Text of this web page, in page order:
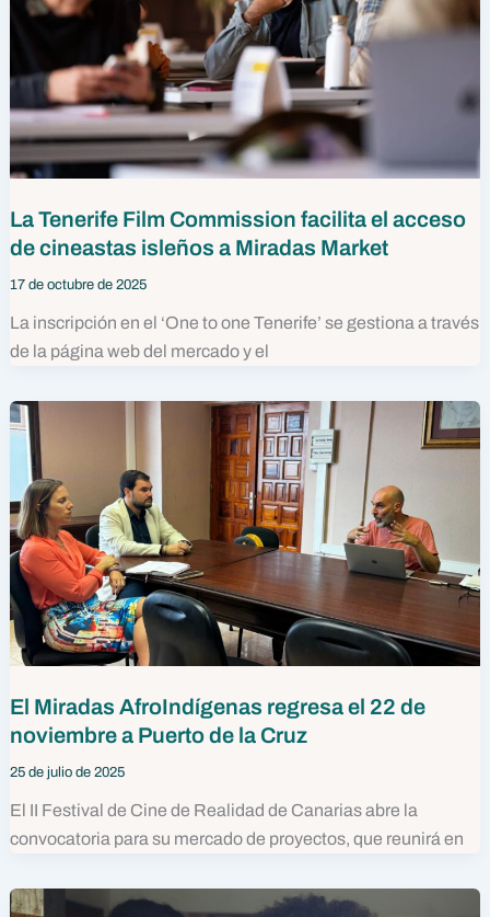
La Tenerife Film Commission facilita el acceso
de cineastas isleños a Miradas Market
17 de octubre de 2025
La inscripción en el ‘One to one Tenerife’ se gestiona a través
de la página web del mercado y el
El Miradas AfroIndígenas regresa el 22 de
noviembre a Puerto de la Cruz
25 de julio de 2025
El II Festival de Cine de Realidad de Canarias abre la
convocatoria para su mercado de proyectos, que reunirá en